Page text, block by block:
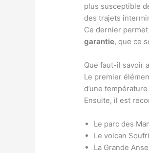
plus susceptible
des trajets
Ce dernier
garantie, que ce
Que faut-il savoir
Le premier
d’une
Ensuite, il est
Le parc des
Le volcan
La Grande